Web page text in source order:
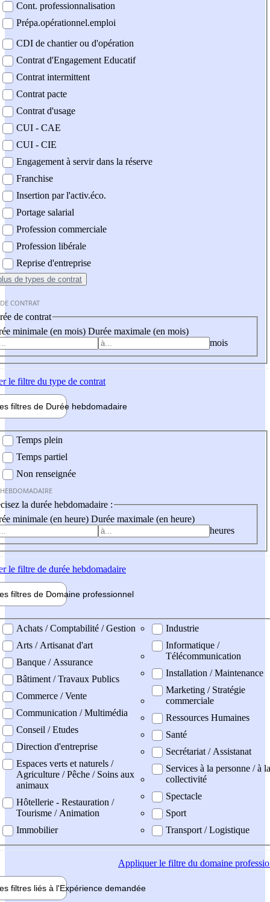
Cont. professionnalisation
Prépa.opérationnel.emploi
CDI de chantier ou d'opération
Contrat d'Engagement Educatif
Contrat intermittent
Contrat pacte
Contrat d'usage
CUI - CAE
CUI - CIE
Engagement à servir dans la réserve
Franchise
Insertion par l'activ.éco.
Portage salarial
Profession commerciale
Profession libérale
Reprise d'entreprise
de types de contrat
CONTRAT
de contrat
minimale (en mois) Durée maximale (en mois)
mois
le filtre du type de contrat
filtres de Durée hebdomadaire
Temps plein
Temps partiel
Non renseignée
la durée hebdomadaire :
minimale (en heure) Durée maximale (en heure)
heures
le filtre de durée hebdomadaire
filtres de Domaine professionnel
professionel
Achats / Comptabilité / Gestion
Arts / Artisanat d'art
Banque / Assurance
Bâtiment / Travaux Publics
Commerce / Vente
Communication / Multimédia
Conseil / Etudes
Direction d'entreprise
Espaces verts et naturels /
Agriculture / Pêche / Soins aux
animaux
Hôtellerie - Restauration /
Tourisme / Animation
Immobilier
Industrie
Informatique /
Télécommunication
Installation / Maintenance
Marketing / Stratégie
commerciale
Ressources Humaines
Santé
Secrétariat / Assistanat
Services à la personne / à la
collectivité
Spectacle
Sport
Transport / Logistique
Appliquerle filtre du domaine
filtres liés à l'Expérience demandée